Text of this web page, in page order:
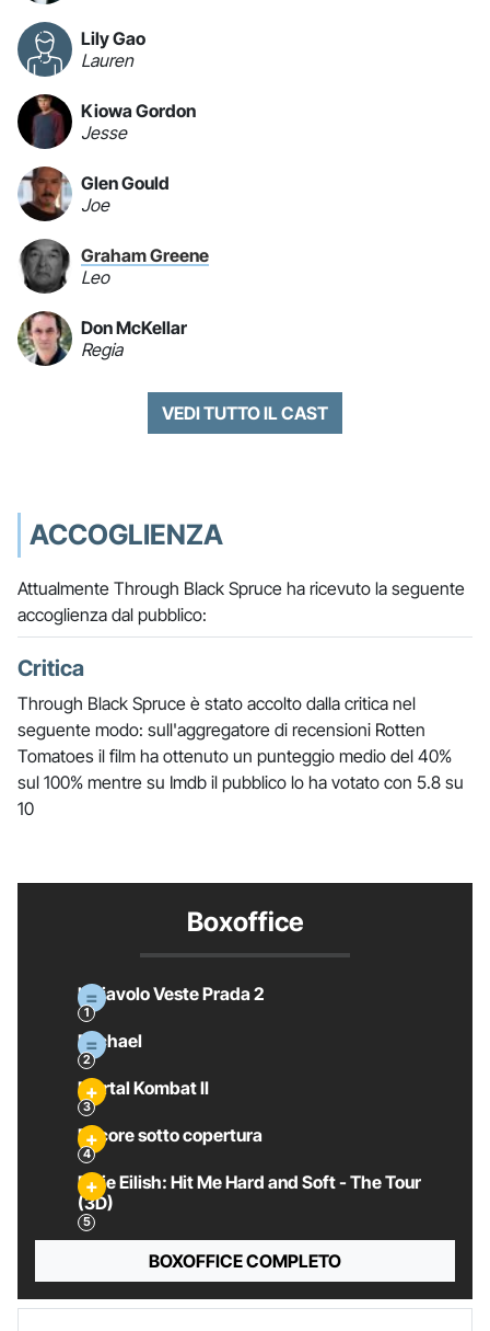
Lily Gao
Lauren
Kiowa Gordon
Jesse
Glen Gould
Joe
Graham Greene
Leo
Don McKellar
Regia
VEDI TUTTO IL CAST
ACCOGLIENZA
Attualmente Through Black Spruce ha ricevuto la seguente
accoglienza dal pubblico:
Critica
Through Black Spruce è stato accolto dalla critica nel
seguente modo: sull'aggregatore di recensioni Rotten
Tomatoes il film ha ottenuto un punteggio medio del 40%
sul 100% mentre su Imdb il pubblico lo ha votato con 5.8 su
10
Boxoffice
Il Diavolo Veste Prada 2
Michael
Mortal Kombat II
Pecore sotto copertura
Billie Eilish: Hit Me Hard and Soft - The Tour
(3D)
BOXOFFICE COMPLETO